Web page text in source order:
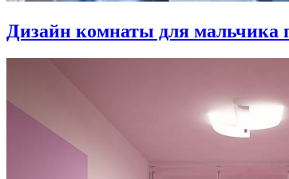
Дизайн комнаты для мальчика